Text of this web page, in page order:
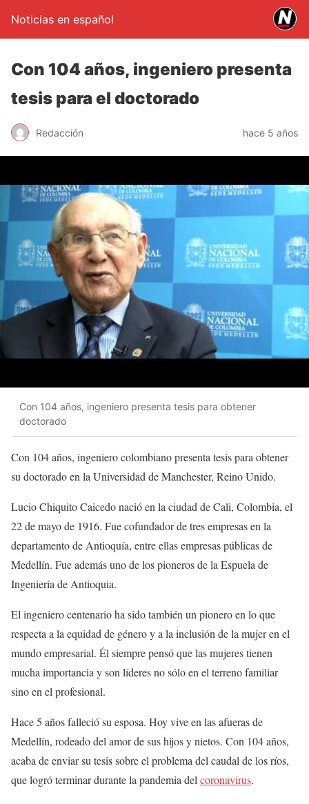
Noticias en español
Con 104 años, ingeniero presenta
tesis para el doctorado
Redacción hace 5 años
Con 104 años, ingeniero presenta tesis para obtener
doctorado
Con 104 años, ingeniero colombiano presenta tesis para obtener
su doctorado en la Universidad de Manchester, Reino Unido.
Lucio Chiquito Caicedo nació en la ciudad de Cali, Colombia, el
22 de mayo de 1916. Fue cofundador de tres empresas en la
departamento de Antioquía, entre ellas empresas públicas de
Medellín. Fue además uno de los pioneros de la Espuela de
Ingeniería de Antioquia.
El ingeniero centenario ha sido también un pionero en lo que
respecta a la equidad de género y a la inclusión de la mujer en el
mundo empresarial. Él siempre pensó que las mujeres tienen
mucha importancia y son líderes no sólo en el terreno familiar
sino en el profesional.
Hace 5 años falleció su esposa. Hoy vive en las afueras de
Medellín, rodeado del amor de sus hijos y nietos. Con 104 años,
acaba de enviar su tesis sobre el problema del caudal de los ríos,
que logró terminar durante la pandemia del coronavirus.